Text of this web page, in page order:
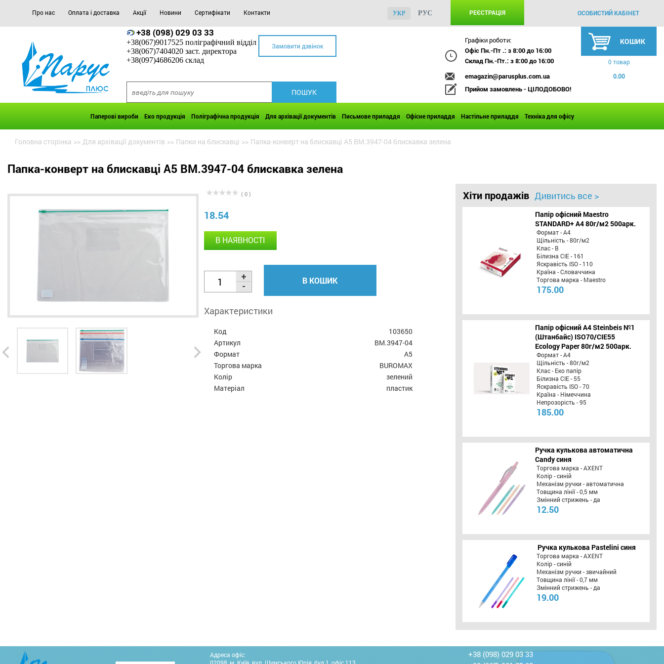
Про нас Оплата і доставка Акції Новини Сертифікати Контакти РЕЄСТРАЦІЯ ОСОБИСТИЙ КАБІНЕТ
УКР РУС
+38 (098) 029 03 33
+38(067)9017525 поліграфічний відділ
+38(067)7404020 заст. директора
+38(097)4686206 склад
Замовити дзвінок
Графіки роботи:
Офіс Пн.-Пт .: з 8:00 до 16:00
Склад Пн.-Пт.: з 8:00 до 16:00
emagazin@parusplus.com.ua
Прийом замовлень - ЦІЛОДОБОВО!
КОШИК
0 товар
0.00
Паперові вироби Еко продукція Поліграфічна продукція Для архівації документів Письмове приладдя Офісне приладдя Настільне приладдя Техніка для офісу
Головна сторінка >> Для архівації документів >> Папки на блискавці >> Папка-конверт на блискавці А5 BM.3947-04 блискавка зелена
Папка-конверт на блискавці А5 BM.3947-04 блискавка зелена
( 0 )
18.54
В НАЯВНОСТІ
В КОШИК
Характеристики
Код
103650
Артикул
BM.3947-04
Формат
А5
Торгова марка
BUROMAX
Колір
зелений
Матеріал
пластик
Хіти продажів Дивитись все >
Папір офісний Maestro
STANDARD+ А4 80г/м2 500арк.
Формат - А4
Щільність - 80г/м2
Клас - B
Білизна CIE - 161
Яскравість ISO - 110
Країна - Словаччина
Торгова марка - Maestro
175.00
Папір офісний A4 Steinbeis №1
(Штанбайс) ISO70/СІЕ55
Ecology Paper 80г/м2 500арк.
Формат - А4
Щільність - 80г/м2
Клас - Еко папір
Білизна CIE - 55
Яскравість ISO - 70
Країна - Німеччина
Непрозорість - 95
185.00
Ручка кулькова автоматична
Candy синя
Торгова марка - AXENT
Колір - синій
Механізм ручки - автоматична
Товщина лінії - 0,5 мм
Змінний стрижень - да
12.50
Ручка кулькова Pastelini синя
Торгова марка - AXENT
Колір - синій
Механізм ручки - звичайний
Товщина лінії - 0,7 мм
Змінний стрижень - да
19.00
Адреса офіс:
+38 (098) 029 03 33